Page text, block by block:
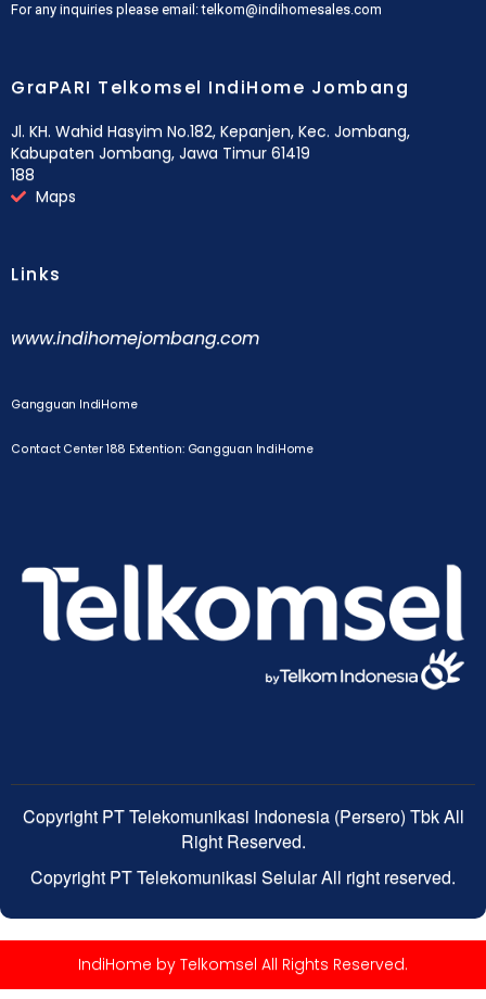
For any inquiries please email: telkom@indihomesales.com
GraPARI Telkomsel IndiHome Jombang
Jl. KH. Wahid Hasyim No.182, Kepanjen, Kec. Jombang,
Kabupaten Jombang, Jawa Timur 61419
188
Maps
Links
www.indihomejombang.com
Gangguan IndiHome
Contact Center 188 Extention: Gangguan IndiHome
Copyright PT Telekomunikasi Indonesia (Persero) Tbk All
Right Reserved.
Copyright PT Telekomunikasi Selular All right reserved.
IndiHome by Telkomsel All Rights Reserved.